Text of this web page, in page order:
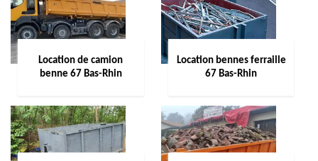
Location de camion
benne 67 Bas-Rhin
Location bennes ferraille
67 Bas-Rhin